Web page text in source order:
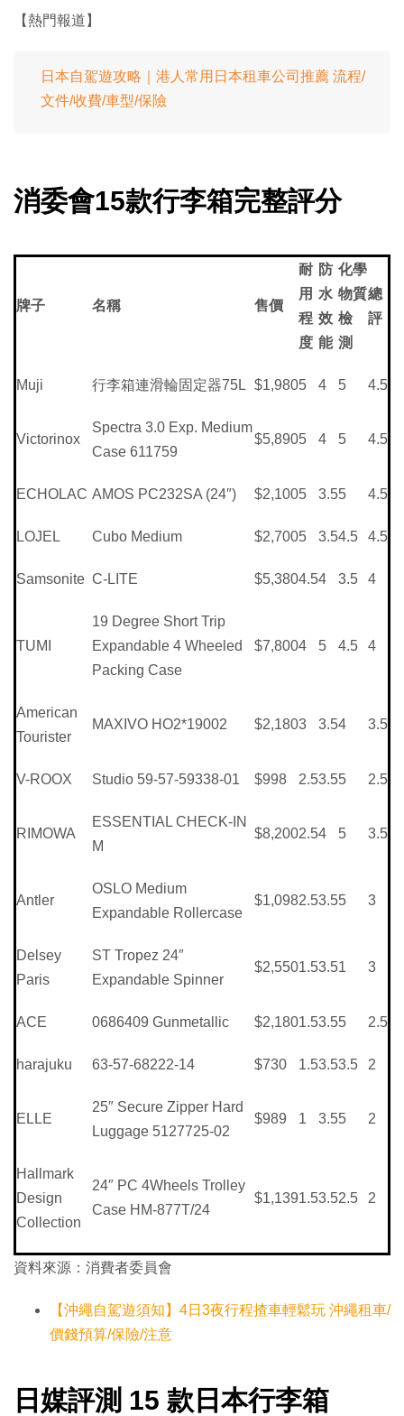
【熱門報道】
日本自駕遊攻略｜港人常用日本租車公司推薦 流程/
文件/收費/車型/保險
消委會15款行李箱完整評分
牌子 名稱 售價
耐
用
程
度
防
水
效
能
化學
物質
檢
測
總
評
Muji 行李箱連滑輪固定器75L $1,9805 4 5 4.5
Victorinox
Spectra 3.0 Exp. Medium
Case 611759
$5,8905 4 5 4.5
ECHOLAC AMOS PC232SA (24″) $2,1005 3.55 4.5
LOJEL Cubo Medium $2,7005 3.54.5 4.5
Samsonite C-LITE $5,3804.54 3.5 4
TUMI
19 Degree Short Trip
Expandable 4 Wheeled
Packing Case
$7,8004 5 4.5 4
American
Tourister
MAXIVO HO2*19002 $2,1803 3.54 3.5
V-ROOX Studio 59-57-59338-01 $998 2.53.55 2.5
RIMOWA
ESSENTIAL CHECK-IN
M
$8,2002.54 5 3.5
Antler
OSLO Medium
Expandable Rollercase
$1,0982.53.55 3
Delsey
Paris
ST Tropez 24″
Expandable Spinner
$2,5501.53.51 3
ACE 0686409 Gunmetallic $2,1801.53.55 2.5
harajuku 63-57-68222-14 $730 1.53.53.5 2
ELLE
25″ Secure Zipper Hard
Luggage 5127725-02
$989 1 3.55 2
Hallmark
Design
Collection
24″ PC 4Wheels Trolley
Case HM-877T/24
$1,1391.53.52.5 2
資料來源：消費者委員會
【沖繩自駕遊須知】4日3夜行程揸車輕鬆玩 沖繩租車/
價錢預算/保險/注意
日媒評測 15 款日本行李箱